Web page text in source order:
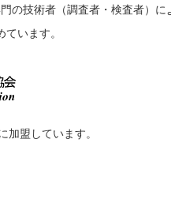
の技術者（調査者・検査者）に
います。
盟しています。